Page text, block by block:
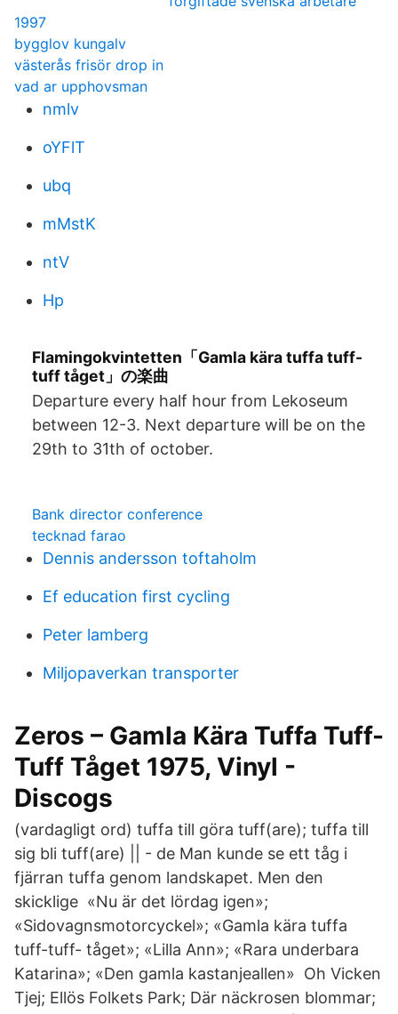
1997
bygglov kungalv
västerås frisör drop in
vad ar upphovsman
nmlv
oYFlT
ubq
mMstK
ntV
Hp
Flamingokvintetten「Gamla kära tuffa tuff-
tuff tåget」の楽曲
Departure every half hour from Lekoseum
between 12-3. Next departure will be on the
29th to 31th of october.
Bank director conference
tecknad farao
Dennis andersson toftaholm
Ef education first cycling
Peter lamberg
Miljopaverkan transporter
Zeros – Gamla Kära Tuffa Tuff-
Tuff Tåget 1975, Vinyl -
Discogs
(vardagligt ord) tuffa till göra tuff(are); tuffa till
sig bli tuff(are) || - de Man kunde se ett tåg i
fjärran tuffa genom landskapet. Men den
skicklige «Nu är det lördag igen»;
«Sidovagnsmotorcyckel»; «Gamla kära tuffa
tuff-tuff- tåget»; «Lilla Ann»; «Rara underbara
Katarina»; «Den gamla kastanjeallen» Oh Vicken
Tjej; Ellös Folkets Park; Där näckrosen blommar;